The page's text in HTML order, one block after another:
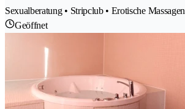
Sexualberatung • Stripclub • Erotische Massagen
Geöffnet